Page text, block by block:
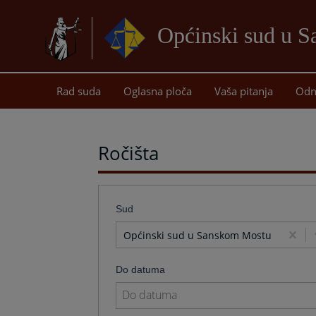
Općinski sud u
Rad suda Oglasna ploča Vaša pitanja
Ročišta
Sud
Općinski sud u Sanskom Mostu
Do datuma